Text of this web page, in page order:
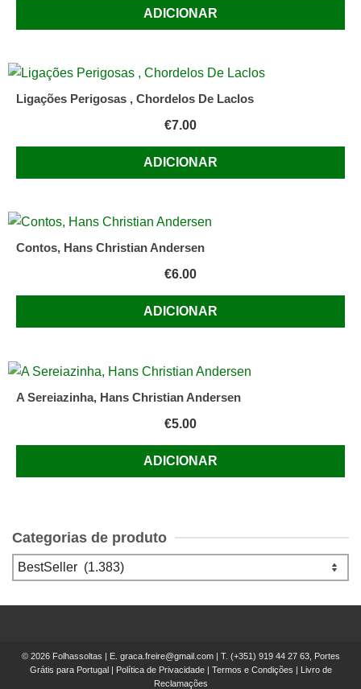
ADICIONAR
Ligações Perigosas , Chordelos De Laclos
€7.00
ADICIONAR
Contos, Hans Christian Andersen
€6.00
ADICIONAR
A Sereiazinha, Hans Christian Andersen
€5.00
ADICIONAR
Categorias de produto
© 2026 Folhassoltas | E. graca.freire@gmail.com| T. (+351) 919 44 27 63, Portes
Grátis para Portugal | Política de Privacidade| Termos e Condições | Livro de
Reclamações